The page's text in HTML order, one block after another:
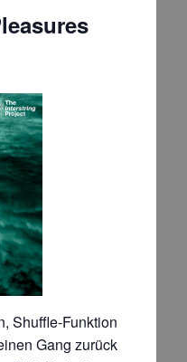
Shuffle-Funktion
Gang zurück